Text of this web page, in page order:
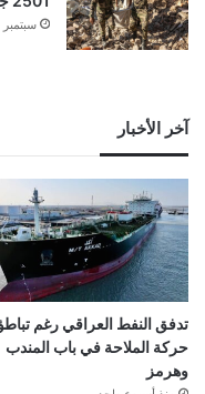
سبتمبر 11, 2023
آخر الأخبار
تدفق النفط العراقي رغم
حركة الملاحة في باب المندب
وهرمز